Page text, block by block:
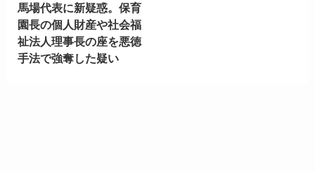
馬場代表に新疑惑。保育
園長の個人財産や社会福
祉法人理事長の座を悪徳
手法で強奪した疑い